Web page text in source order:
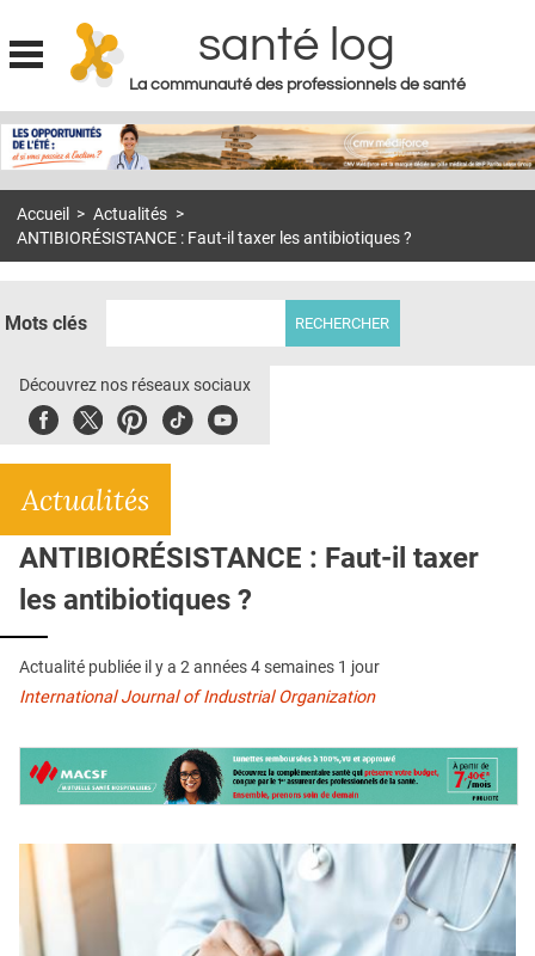
Jump to navigation
santé log
La communauté des professionnels de santé
MON COMPTE
S'ABONNER À LA REVUE SOIN À DOMICILE
DOSSIERS
E-REVUE SAD
L'APP
QUI SOMMES-NOUS ?
PUBLICITÉ
CONDITIONS GÉNÉRALES
CONTACT
Accueil > Actualités >
ANTIBIORÉSISTANCE : Faut-il taxer les antibiotiques ?
Mots clés
Découvrez nos réseaux sociaux
FacebookTwitterPinterest
TiktokYoubute
Actualités
ANTIBIORÉSISTANCE : Faut-il taxer
les antibiotiques ?
Actualité publiée il y a 2 années 4 semaines 1 jour
International Journal of Industrial Organization